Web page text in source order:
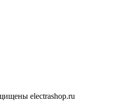
electrashop.ru